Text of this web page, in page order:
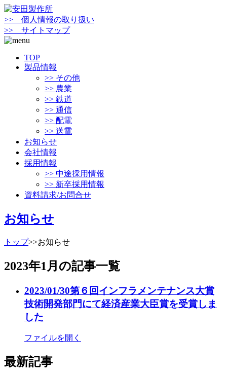
>> 個人情報の取り扱い
>> サイトマップ
TOP
製品情報
>> その他
>> 農業
>> 鉄道
>> 通信
>> 配電
>> 送電
お知らせ
会社情報
採用情報
>> 中途採用情報
>> 新卒採用情報
資料請求/お問合せ
お知らせ
トップ>>お知らせ
2023年1月 の記事一覧
2023/01/30第６回インフラメンテナンス大賞
技術開発部門にて経済産業大臣賞を受賞しま
した
ファイルを開く
最新記事